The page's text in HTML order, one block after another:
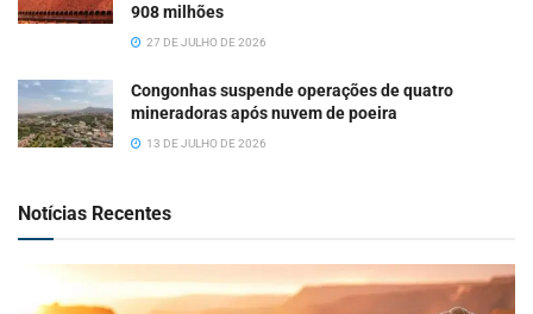
908 milhões
27 DE JULHO DE 2026
Congonhas suspende operações de quatro
mineradoras após nuvem de poeira
13 DE JULHO DE 2026
Notícias Recentes